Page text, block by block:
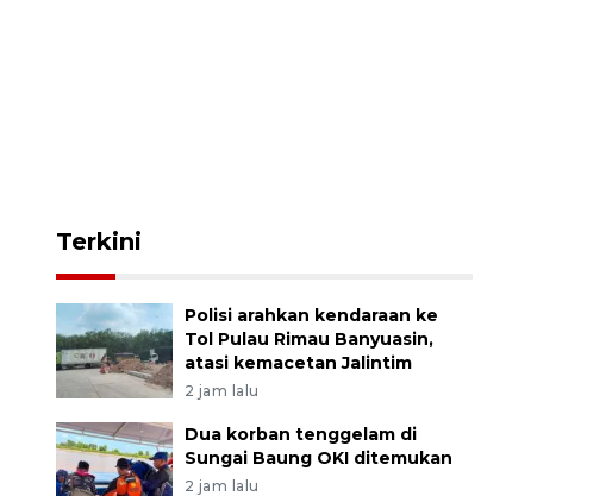
Terkini
Polisi arahkan kendaraan ke
Tol Pulau Rimau Banyuasin,
atasi kemacetan Jalintim
2 jam lalu
Dua korban tenggelam di
Sungai Baung OKI ditemukan
2 jam lalu